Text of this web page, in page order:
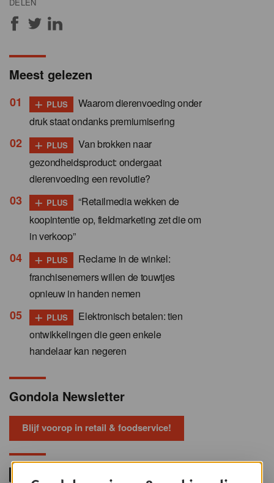
DELEN
Meest gelezen
+ PLUS
Waarom dierenvoeding onder
druk staat ondanks premiumisering
+ PLUS
Van brokken naar
gezondheidsproduct: ondergaat
dierenvoeding een revolutie?
+ PLUS
“Retailmedia wekken de
koopintentie op, fieldmarketing zet die om
in verkoop”
+ PLUS
Reclame in de winkel:
franchisenemers willen de touwtjes
opnieuw in handen nemen
+ PLUS
Elektronisch betalen: tien
ontwikkelingen die geen enkele
handelaar kan negeren
Gondola Newsletter
Blijf voorop in retail & foodservice!